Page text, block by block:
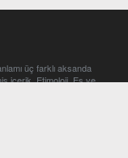
üç farklı aksanda
içerik. Etimoloji, Eş ve